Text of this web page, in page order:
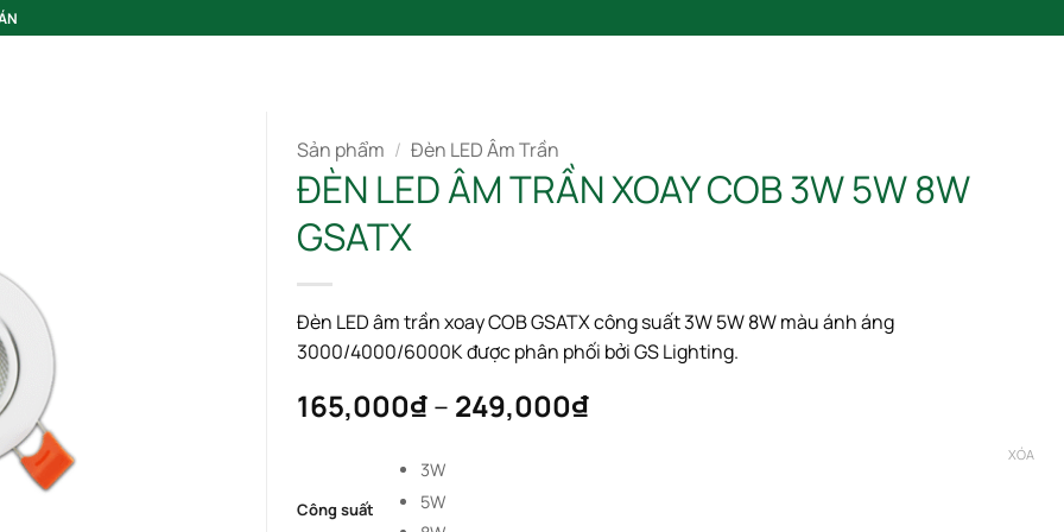
Sản phẩm / Đèn LED Âm Trần
ĐÈN LED ÂM TRẦN XOAY COB 3W 5W 8W
GSATX
Đèn LED âm trần xoay COB GSATX công suất 3W 5W 8W màu ánh áng
3000/4000/6000K được phân phối bởi GS Lighting.
165,000₫– 249,000₫Khoảng
Công suất
3W
5W
XÓA